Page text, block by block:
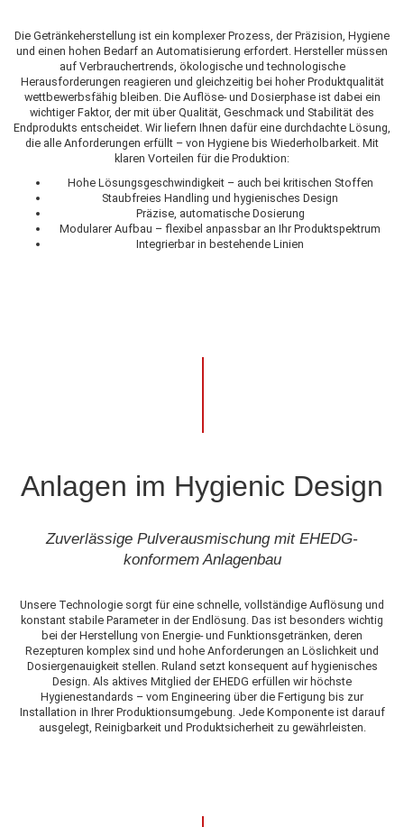
Die Getränkeherstellung ist ein komplexer Prozess, der Präzision, Hygiene
und einen hohen Bedarf an Automatisierung erfordert. Hersteller müssen
auf Verbrauchertrends, ökologische und technologische
Herausforderungen reagieren und gleichzeitig bei hoher Produktqualität
wettbewerbsfähig bleiben. Die Auflöse- und Dosierphase ist dabei ein
wichtiger Faktor, der mit über Qualität, Geschmack und Stabilität des
Endprodukts entscheidet. Wir liefern Ihnen dafür eine durchdachte Lösung,
die alle Anforderungen erfüllt – von Hygiene bis Wiederholbarkeit. Mit
klaren Vorteilen für die Produktion:
Hohe Lösungsgeschwindigkeit – auch bei kritischen Stoffen
Staubfreies Handling und hygienisches Design
Präzise, automatische Dosierung
Modularer Aufbau – flexibel anpassbar an Ihr Produktspektrum
Integrierbar in bestehende Linien
Anlagen im Hygienic Design
Zuverlässige Pulverausmischung mit EHEDG-
konformem Anlagenbau
Unsere Technologie sorgt für eine schnelle, vollständige Auflösung und
konstant stabile Parameter in der Endlösung. Das ist besonders wichtig
bei der Herstellung von Energie- und Funktionsgetränken, deren
Rezepturen komplex sind und hohe Anforderungen an Löslichkeit und
Dosiergenauigkeit stellen. Ruland setzt konsequent auf hygienisches
Design. Als aktives Mitglied der EHEDG erfüllen wir höchste
Hygienestandards – vom Engineering über die Fertigung bis zur
Installation in Ihrer Produktionsumgebung. Jede Komponente ist darauf
ausgelegt, Reinigbarkeit und Produktsicherheit zu gewährleisten.